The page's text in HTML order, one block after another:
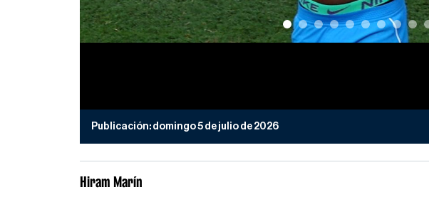
Publicación: domingo 5 de julio de 2026
Hiram Marín